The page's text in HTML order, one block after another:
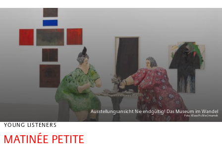
Ausstellungsansicht Nie endgültig! Das Museum im Wandel
Foto: Klaus Pichler/mumok
YOUNG LISTENERS
MATINÉE PETITE